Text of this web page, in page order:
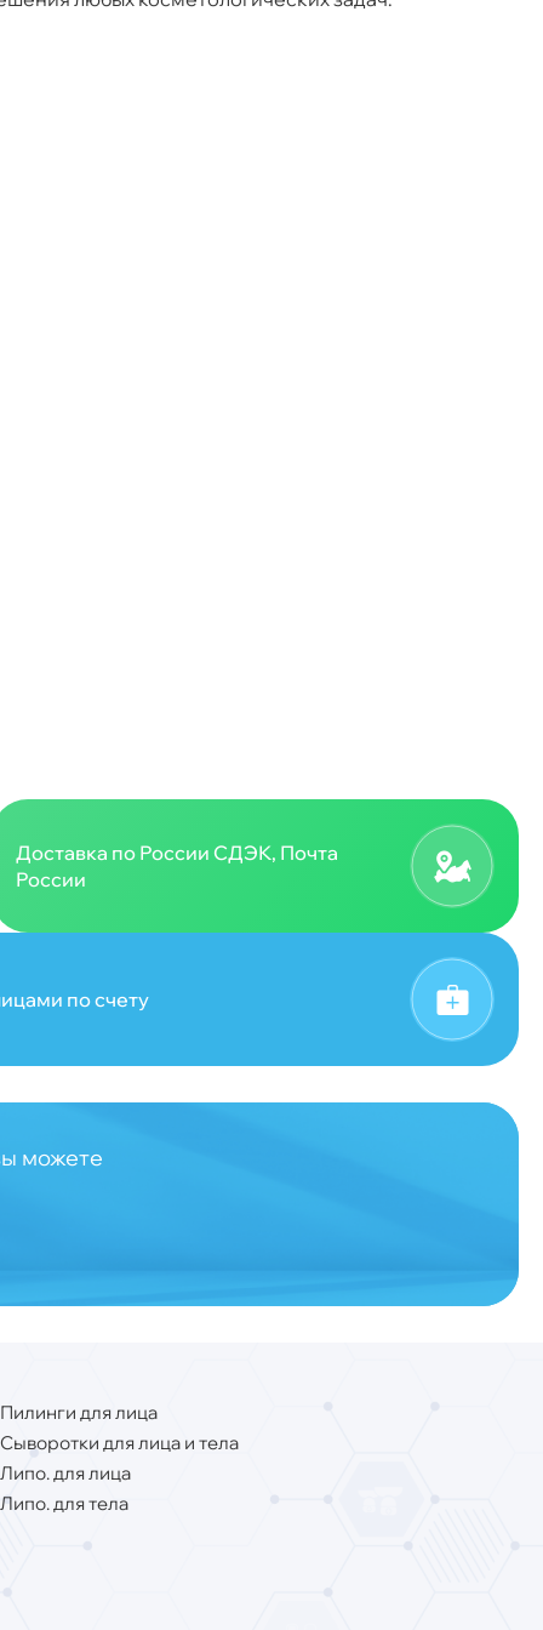
Доставка по России СДЭК, Почта
России
по счету
можете
Пилинги для лица
Сыворотки для лица и тела
Липо. для лица
Липо. для тела